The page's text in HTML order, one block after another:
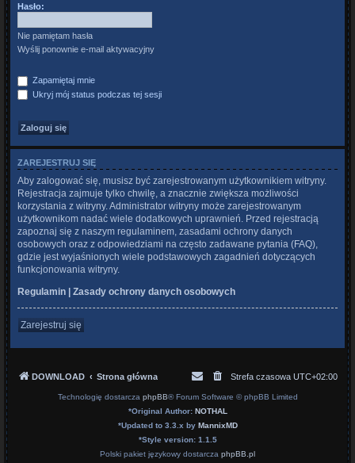
Hasło:
Nie pamiętam hasła
Wyślij ponownie e-mail aktywacyjny
Zapamiętaj mnie
Ukryj mój status podczas tej sesji
ZAREJESTRUJ SIĘ
Aby zalogować się, musisz być zarejestrowanym użytkownikiem witryny.
Rejestracja zajmuje tylko chwilę, a znacznie zwiększa możliwości
korzystania z witryny. Administrator witryny może zarejestrowanym
użytkownikom nadać wiele dodatkowych uprawnień. Przed rejestracją
zapoznaj się z naszym regulaminem, zasadami ochrony danych
osobowych oraz z odpowiedziami na często zadawane pytania (FAQ),
gdzie jest wyjaśnionych wiele podstawowych zagadnień dotyczących
funkcjonowania witryny.
Regulamin | Zasady ochrony danych osobowych
Zarejestruj się
DOWNLOAD Strona główna Strefa czasowa UTC+02:00
Technologię dostarcza phpBB® Forum Software © phpBB Limited
*Original Author: NOTHAL
*Updated to 3.3.x by MannixMD
*Style version: 1.1.5
Polski pakiet językowy dostarcza phpBB.pl